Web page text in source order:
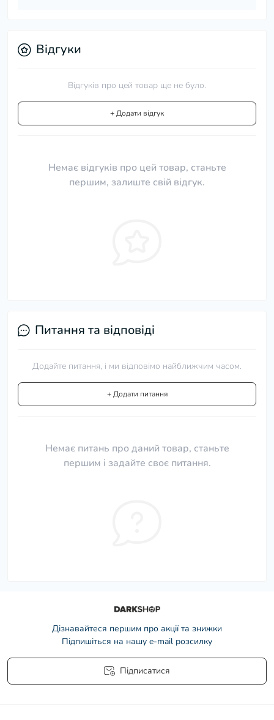
Відгуки
Відгуків про цей товар ще не було.
+ Додати відгук
Немає відгуків про цей товар, станьте
першим, залиште свій відгук.
Питання та відповіді
Додайте питання, і ми відповімо найближчим часом.
+ Додати питання
Немає питань про даний товар, станьте
першим і задайте своє питання.
Дізнавайтеся першим про акції та знижки
Підпишіться на нашу e-mail розсилку
Підписатися